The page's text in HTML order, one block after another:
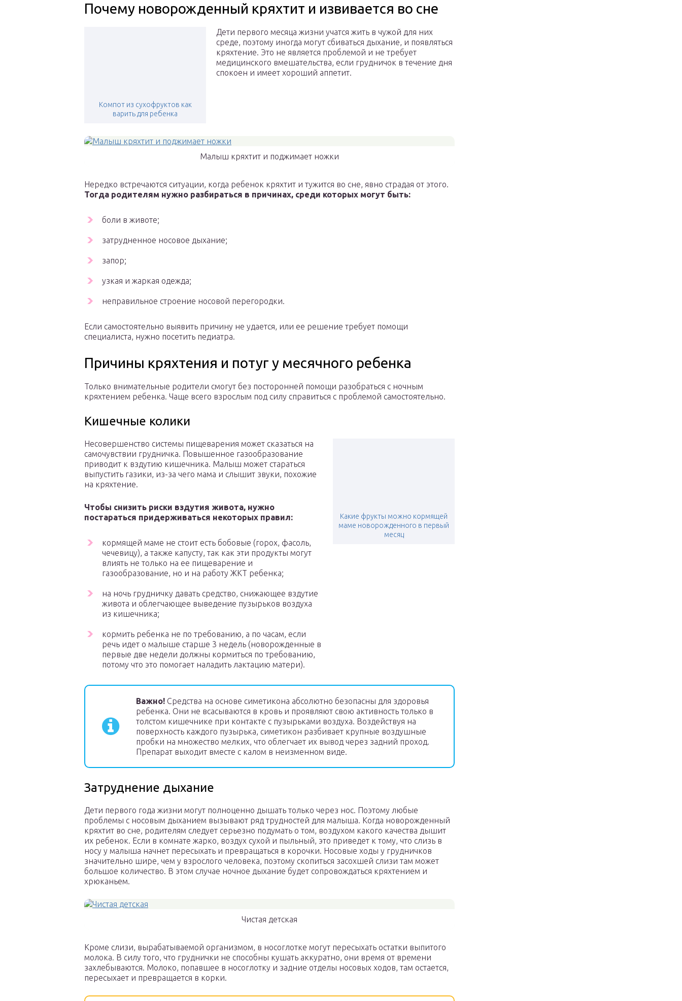
Почему новорожденный кряхтит и извивается во сне
Компот из сухофруктов как
варить для ребенка
Дети первого месяца жизни учатся жить в чужой для них
среде, поэтому иногда могут сбиваться дыхание, и появляться
кряхтение. Это не является проблемой и не требует
медицинского вмешательства, если грудничок в течение дня
спокоен и имеет хороший аппетит.
Малыш кряхтит и поджимает ножки
Нередко встречаются ситуации, когда ребенок кряхтит и тужится во сне, явно страдая от этого.
Тогда родителям нужно разбираться в причинах, среди которых могут быть:
боли в животе;
затрудненное носовое дыхание;
запор;
узкая и жаркая одежда;
неправильное строение носовой перегородки.
Если самостоятельно выявить причину не удается, или ее решение требует помощи
специалиста, нужно посетить педиатра.
Причины кряхтения и потуг у месячного ребенка
Только внимательные родители смогут без посторонней помощи разобраться с ночным
кряхтением ребенка. Чаще всего взрослым под силу справиться с проблемой самостоятельно.
Кишечные колики
Какие фрукты можно кормящей
маме новорожденного в первый
месяц
Несовершенство системы пищеварения может сказаться на
самочувствии грудничка. Повышенное газообразование
приводит к вздутию кишечника. Малыш может стараться
выпустить газики, из-за чего мама и слышит звуки, похожие
на кряхтение.
Чтобы снизить риски вздутия живота, нужно
постараться придерживаться некоторых правил:
кормящей маме не стоит есть бобовые (горох, фасоль,
чечевицу), а также капусту, так как эти продукты могут
влиять не только на ее пищеварение и
газообразование, но и на работу ЖКТ ребенка;
на ночь грудничку давать средство, снижающее вздутие
живота и облегчающее выведение пузырьков воздуха
из кишечника;
кормить ребенка не по требованию, а по часам, если
речь идет о малыше старше 3 недель (новорожденные в
первые две недели должны кормиться по требованию,
потому что это помогает наладить лактацию матери).
Важно! Средства на основе симетикона абсолютно безопасны для здоровья
ребенка. Они не всасываются в кровь и проявляют свою активность только в
толстом кишечнике при контакте с пузырьками воздуха. Воздействуя на
поверхность каждого пузырька, симетикон разбивает крупные воздушные
пробки на множество мелких, что облегчает их вывод через задний проход.
Препарат выходит вместе с калом в неизменном виде.
Затруднение дыхание
Дети первого года жизни могут полноценно дышать только через нос. Поэтому любые
проблемы с носовым дыханием вызывают ряд трудностей для малыша. Когда новорожденный
кряхтит во сне, родителям следует серьезно подумать о том, воздухом какого качества дышит
их ребенок. Если в комнате жарко, воздух сухой и пыльный, это приведет к тому, что слизь в
носу у малыша начнет пересыхать и превращаться в корочки. Носовые ходы у грудничков
значительно шире, чем у взрослого человека, поэтому скопиться засохшей слизи там может
большое количество. В этом случае ночное дыхание будет сопровождаться кряхтением и
хрюканьем.
Чистая детская
Кроме слизи, вырабатываемой организмом, в носоглотке могут пересыхать остатки выпитого
молока. В силу того, что груднички не способны кушать аккуратно, они время от времени
захлебываются. Молоко, попавшее в носоглотку и задние отделы носовых ходов, там остается,
пересыхает и превращается в корки.